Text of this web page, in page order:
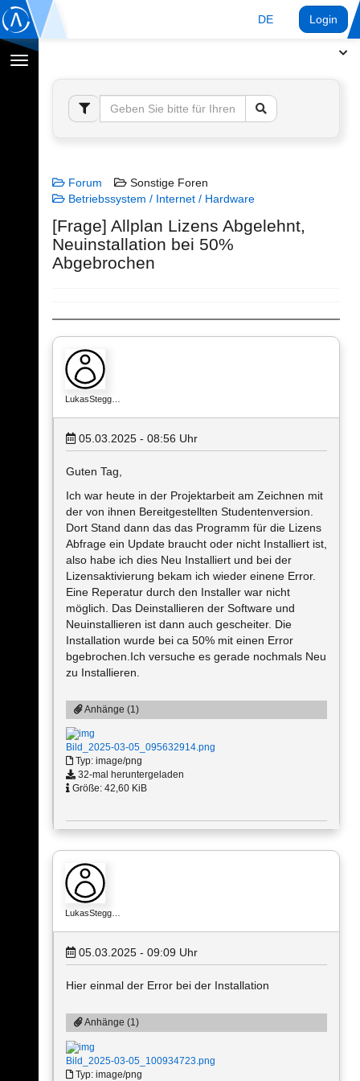
DE Login
Navigation
umschalten
Forum
Sonstige Foren
Betriebssystem / Internet / Hardware
[Frage] Allplan Lizens Abgelehnt,
Neuinstallation bei 50%
Abgebrochen
LukasStegg…
05.03.2025 - 08:56 Uhr
Guten Tag,
Ich war heute in der Projektarbeit am Zeichnen mit
der von ihnen Bereitgestellten Studentenversion.
Dort Stand dann das das Programm für die Lizens
Abfrage ein Update braucht oder nicht Installiert ist,
also habe ich dies Neu Installiert und bei der
Lizensaktivierung bekam ich wieder einene Error.
Eine Reperatur durch den Installer war nicht
möglich. Das Deinstallieren der Software und
Neuinstallieren ist dann auch gescheiter. Die
Installation wurde bei ca 50% mit einen Error
bgebrochen.Ich versuche es gerade nochmals Neu
zu Installieren.
Anhänge (1)
Bild_2025-03-05_095632914.png
Typ: image/png
32-mal heruntergeladen
Größe: 42,60 KiB
LukasStegg…
05.03.2025 - 09:09 Uhr
Hier einmal der Error bei der Installation
Anhänge (1)
Bild_2025-03-05_100934723.png
Typ: image/png